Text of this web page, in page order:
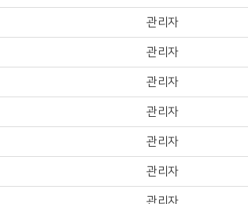
관리자
관리자
관리자
관리자
관리자
관리자
관리자